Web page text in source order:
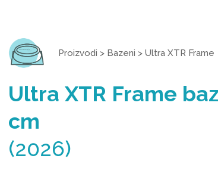
Proizvodi > Bazeni > Ultra XTR Frame
Ultra XTR Frame
cm
(2026)